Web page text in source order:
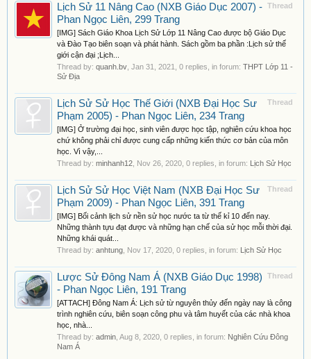
Thread
Lịch Sử 11 Nâng Cao (NXB Giáo Dục 2007) -
Phan Ngọc Liên, 299 Trang
[IMG] Sách Giáo Khoa Lịch Sử Lớp 11 Nâng Cao được bộ Giáo Dục
và Đào Tạo biên soạn và phát hành. Sách gồm ba phần :Lịch sử thế
giới cận đại ;Lịch...
Thread by: quanh.bv Jan 31, 2021 , 0 replies, in forum: THPT Lớp 11 -
Sử Địa
Thread
Lịch Sử Sử Học Thế Giới (NXB Đại Học Sư
Phạm 2005) - Phan Ngọc Liên, 234 Trang
[IMG] Ở trường đại học, sinh viên được học tập, nghiên cứu khoa học
chứ không phải chỉ được cung cấp những kiến thức cơ bản của môn
học. Vì vậy,...
Thread by: minhanh12 Nov 26, 2020 , 0 replies, in forum: Lịch Sử Học
Thread
Lịch Sử Sử Học Việt Nam (NXB Đại Học Sư
Phạm 2009) - Phan Ngọc Liên, 391 Trang
[IMG] Bối cảnh lịch sử nền sử học nước ta từ thế kỉ 10 đến nay.
Những thành tựu đạt được và những hạn chế của sử học mỗi thời đại.
Những khái quát...
Thread by: anhtung Nov 17, 2020 , 0 replies, in forum: Lịch Sử Học
Thread
Lược Sử Đông Nam Á (NXB Giáo Dục 1998)
- Phan Ngọc Liên, 191 Trang
[ATTACH] Đông Nam Á: Lịch sử từ nguyên thủy đến ngày nay là công
trình nghiên cứu, biên soạn công phu và tâm huyết của các nhà khoa
học, nhà...
Thread by: admin Aug 8, 2020 , 0 replies, in forum: Nghiên Cứu Đông
Nam Á